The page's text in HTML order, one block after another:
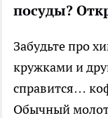
посуды?
Забудьте про
кружками и
справится…
Обычный